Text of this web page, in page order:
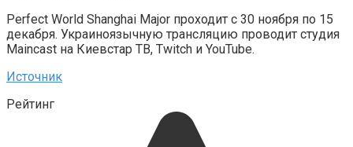
Perfect World Shanghai Major проходит с 30 ноября по 15
декабря. Украиноязычную трансляцию проводит студия
Maincast на Киевстар ТВ, Twitch и YouTube.
Источник
Рейтинг